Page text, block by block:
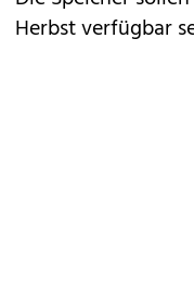
Herbst verfügbar